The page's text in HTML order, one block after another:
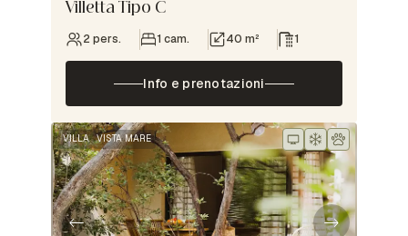
Villetta Tipo C
2 pers. 1 cam. 40 m² 1
Info e prenotazioni
VILLA VISTA MARE